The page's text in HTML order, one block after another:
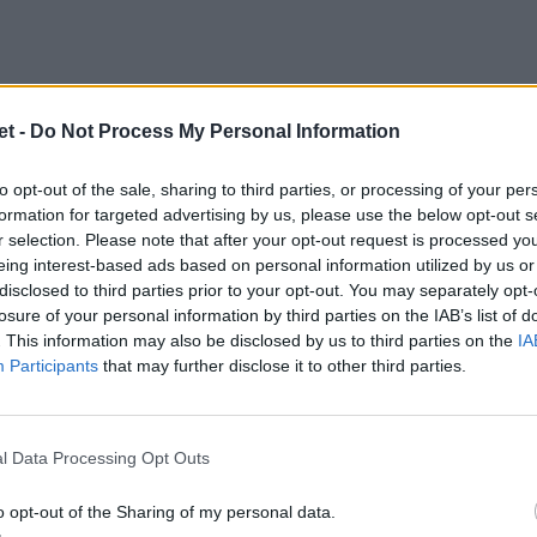
- Do Not Process My Personal Information
opt-out of the sale, sharing to third parties, or processing of your
for targeted advertising by us, please use the below opt-out
selection. Please note that after your opt-out request is processed
interest-based ads based on personal information utilized by us
to third parties prior to your opt-out. You may separately
of your personal information by third parties on the IAB’s list of
This information may also be disclosed by us to third parties on the
Participants that may further disclose it to other third parties.
Data Processing Opt Outs
opt-out of the Sharing of my personal data.
ha stregato gli organizzatori delBkt
della selezione a giocatore della
ha la benedizione di piedi fantastici,
abilità. Ha mostrato l'insieme delle sue
superiore e contribuendo all'importante
di Parma. Dopo la grande corsa
con un superbo finale sulla seconda: il
andando in touche, è stato raccolto